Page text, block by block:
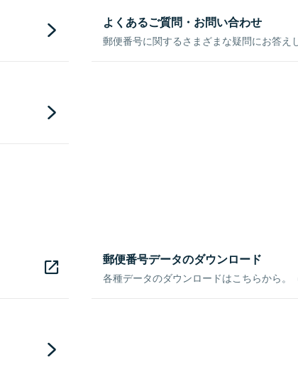
よくあるご質問・お問い合わせ
郵便番号に関するさまざまな疑問にお答え
郵便番号データのダウンロード
各種データのダウンロードはこちらから。